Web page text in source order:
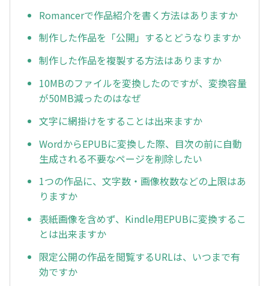
Romancerで作品紹介を書く方法はありますか
制作した作品を「公開」するとどうなりますか
制作した作品を複製する方法はありますか
10MBのファイルを変換したのですが、変換容量
が50MB減ったのはなぜ
文字に網掛けをすることは出来ますか
WordからEPUBに変換した際、目次の前に自動
生成される不要なページを削除したい
1つの作品に、文字数・画像枚数などの上限はあ
りますか
表紙画像を含めず、Kindle用EPUBに変換するこ
とは出来ますか
限定公開の作品を閲覧するURLは、いつまで有
効ですか